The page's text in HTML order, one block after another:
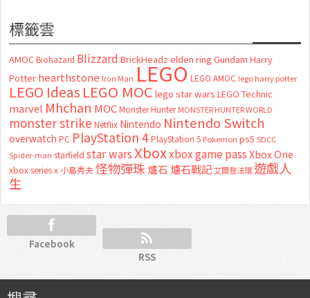
標籤雲
AMOC Biohazard Blizzard BrickHeadz elden ring Gundam Harry
Potter hearthstone Iron Man LEGO LEGO AMOC lego harry potter
LEGO Ideas LEGO MOC lego star wars LEGO Technic
marvel Mhchan MOC Monster Hunter MONSTER HUNTER WORLD
monster strike Netflix Nintendo Nintendo Switch
overwatch PC PlayStation 4 PlayStation 5 Pokemon ps5 SDCC
Spider-man starfield star wars Xboxxbox game passXbox One
xbox series x 小島秀夫怪物彈珠 爐石 爐石戰記艾爾登法環 遊戲人
生
Facebook
RSS